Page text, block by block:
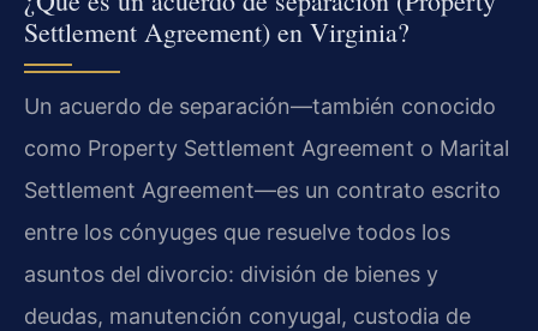
Settlement Agreement) en Virginia?
Un acuerdo de separación—también conocido
como Property Settlement Agreement o Marital
Settlement Agreement—es un contrato escrito
entre los cónyuges que resuelve todos los
asuntos del divorcio: división de bienes y
deudas, manutención conyugal, custodia de